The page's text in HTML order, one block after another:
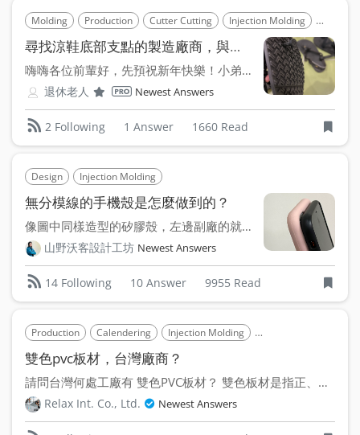
Molding Production Cutter Cutting Injection Molding shoes
尋找涼鞋底部支點的製造廠商，與做法討論，另尋裁刀刀模廠商～
嗨嗨各位前輩好，先預祝新年快樂！小弟在開發戶外涼鞋，之前打樣...
退休老人 Newest Answers
2 Following 1 Answer 1660 Read
Design Injection Molding
無分模線的手機殼是怎麼做到的？
像圖中同樣造型的矽膠殼，左邊副廠的就有明顯的分模線，右邊 ...
山野沃客設計工坊 Newest Answers
14 Following 10 Answer 9955 Read
Production Calendering Injection Molding Bending Forming
雙色pvc板材，台灣廠商？
請問台灣何處工廠有 雙色PVC板材？ 雙色板材是指正、背...
Relax Int. Co., Ltd. Newest Answers